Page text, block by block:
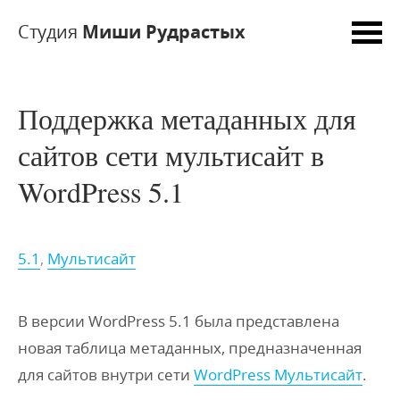
Студия Миши Рудрастых
Поддержка метаданных для
сайтов сети мультисайт в
WordPress 5.1
5.1 , Мультисайт
В версии WordPress 5.1 была представлена
новая таблица метаданных, предназначенная
для сайтов внутри сети WordPress Мультисайт.